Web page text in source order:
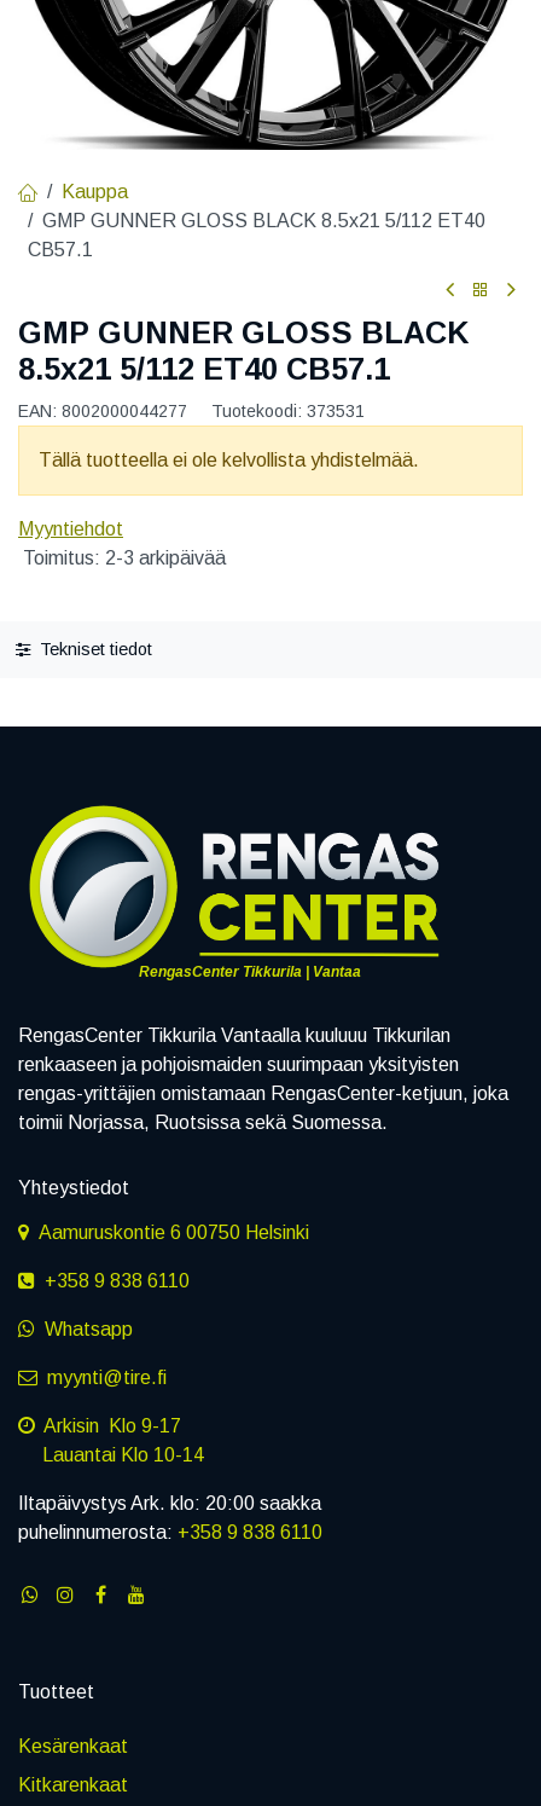
Kauppa
GMP GUNNER GLOSS BLACK 8.5x21 5/112 ET40
CB57.1
GMP GUNNER GLOSS BLACK
8.5x21 5/112 ET40 CB57.1
EAN: 8002000044277 Tuotekoodi: 373531
Tällä tuotteella ei ole kelvollista yhdistelmää.
Myyntiehdot
Toimitus: 2-3 arkipäivää
Tekniset tiedot
RengasCenter Tikkurila | Vantaa
RengasCenter Tikkurila Vantaalla kuuluuu Tikkurilan
renkaaseen ja pohjoismaiden suurimpaan yksityisten
rengas-yrittäjien omistamaan RengasCenter-ketjuun, joka
toimii Norjassa, Ruotsissa sekä Suomessa.
Yhteystiedot
Aamuruskontie 6 00750 Helsinki
+358 9 838 6110
Whatsapp
myynti@tire.fi
Arkisin Klo 9-17
Lauantai Klo 10-14
Iltapäivystys Ark. klo: 20:00 saakka
puhelinnumerosta: +358 9 838 6110
Tuotteet
Kesärenkaat
Kitkarenkaat